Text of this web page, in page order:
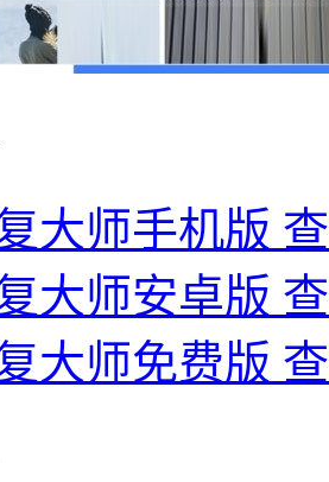
大师手机版
大师安卓版
大师免费版